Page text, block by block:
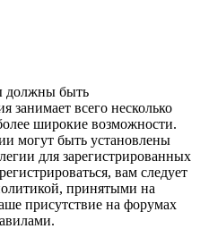
должны быть
занимает всего несколько
широкие возможности.
могут быть установлены
для зарегистрированных
вам следует
принятыми на
присутствие на форумах